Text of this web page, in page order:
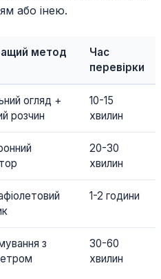
або інею.
метод
Час
перевірки
огляд +
розчин
10-15
хвилин
20-30
хвилин
1-2 години
з
30-60
хвилин